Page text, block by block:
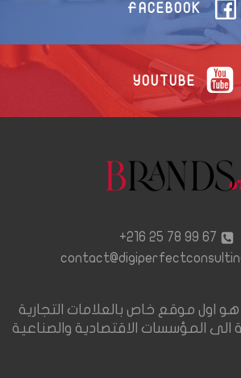
FACEBOOK
YOUTUBE
67 99 78 25 216+
موقع Brands.tn هو اول موقع خاص بالعلامات التجارية
المؤسسات الاقتصادية والصناعية